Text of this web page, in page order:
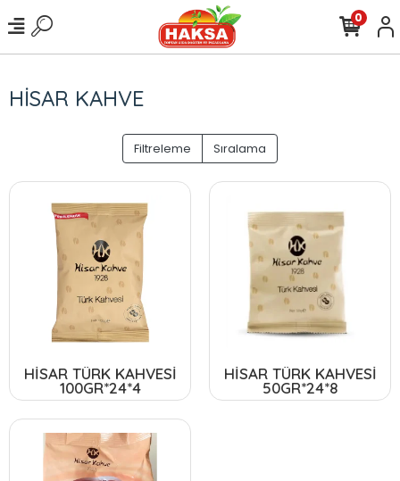
0
HİSAR KAHVE
Filtreleme Sıralama
HİSAR TÜRK KAHVESİ
100GR*24*4
HİSAR TÜRK KAHVESİ
50GR*24*8